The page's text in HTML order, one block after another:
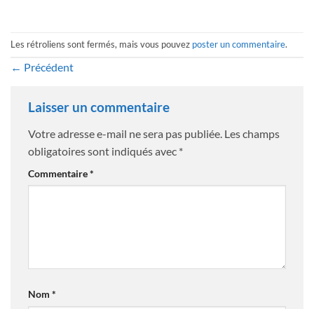
Les rétroliens sont fermés, mais vous pouvez poster un commentaire.
← Précédent
Laisser un commentaire
Votre adresse e-mail ne sera pas publiée. Les champs
obligatoires sont indiqués avec *
Commentaire*
Nom *